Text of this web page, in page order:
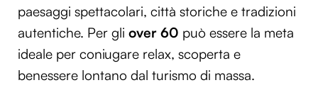
paesaggi spettacolari, città storiche e tradizioni
autentiche. Per gli over 60 può essere la meta
ideale per coniugare relax, scoperta e
benessere lontano dal turismo di massa.